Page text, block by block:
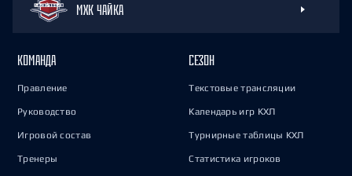
МХК ЧАЙКА
КОМАНДА
Правление
Руководство
Игровой состав
Тренеры
СЕЗОН
Текстовые трансляции
Календарь игр КХЛ
Турнирные таблицы КХЛ
Статистика игроков